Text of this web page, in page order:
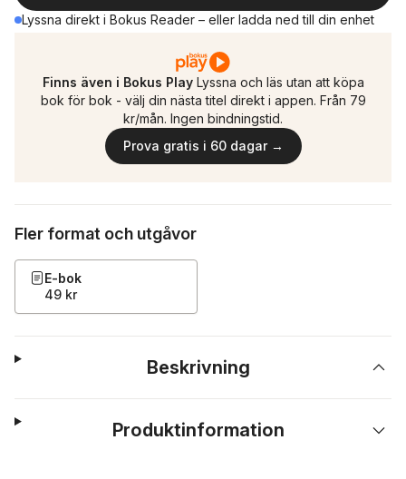
Lyssna direkt i Bokus Reader – eller ladda ned till din enhet
Finns även i Bokus Play Lyssna och läs utan att köpa
bok för bok - välj din nästa titel direkt i appen. Från 79
kr/mån. Ingen bindningstid.
Prova gratis i 60 dagar →
Fler format och utgåvor
E-bok
49 kr
Beskrivning
Produktinformation